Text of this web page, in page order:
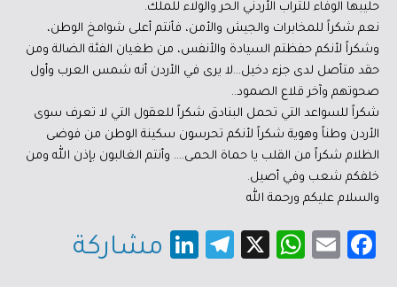
حليبها الوفاء للتراب الأردني الحر والولاء للملك.
نعم شكراً للمخابرات والجيش والأمن، فأنتم أعلى شوامخ الوطن،
وشكراً لأنكم حفظتم السيادة والأنفس، من طغيان الفئة الضالة ومن
حقد متأصل لدى جزء دخيل…لا يرى في الأردن أنه شمس العرب وأول
صحوتهم وآخر قلاع الصمود..
شكراً للسواعد التي تحمل البنادق شكراً للعقول التي لا تعرف سوى
الأردن وطناً وهوية شكراً لأنكم تحرسون سكينة الوطن من فوضى
الظلام شكراً من القلب يا حماة الحمى…. وأنتم الغالبون بإذن الله ومن
خلفكم شعب وفي أصيل.
والسلام عليكم ورحمة الله
Fa
E
W
X
Te
Li
مشاركة